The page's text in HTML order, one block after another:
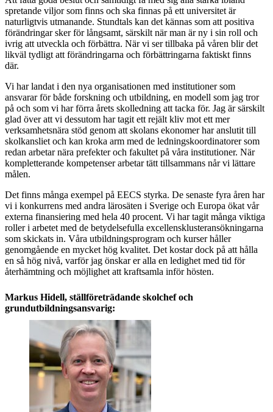
spretande viljor som finns och ska finnas på ett universitet är
naturligtvis utmanande. Stundtals kan det kännas som att positiva
förändringar sker för långsamt, särskilt när man är ny i sin roll och
ivrig att utveckla och förbättra. När vi ser tillbaka på våren blir det
likväl tydligt att förändringarna och förbättringarna faktiskt finns
där.
Vi har landat i den nya organisationen med institutioner som
ansvarar för både forskning och utbildning, en modell som jag tror
på och som vi har förra årets skolledning att tacka för. Jag är särskilt
glad över att vi dessutom har tagit ett rejält kliv mot ett mer
verksamhetsnära stöd genom att skolans ekonomer har anslutit till
skolkansliet och kan kroka arm med de ledningskoordinatorer som
redan arbetar nära prefekter och fakultet på våra institutioner. När
kompletterande kompetenser arbetar tätt tillsammans når vi lättare
målen.
Det finns många exempel på EECS styrka. De senaste fyra åren har
vi i konkurrens med andra lärosäten i Sverige och Europa ökat vår
externa finansiering med hela 40 procent. Vi har tagit många viktiga
roller i arbetet med de betydelsefulla excellensklusteransökningarna
som skickats in. Våra utbildningsprogram och kurser håller
genomgående en mycket hög kvalitet. Det kostar dock på att hålla
en så hög nivå, varför jag önskar er alla en ledighet med tid för
återhämtning och möjlighet att kraftsamla inför hösten.
Markus Hidell, ställföreträdande skolchef och
grundutbildningsansvarig: